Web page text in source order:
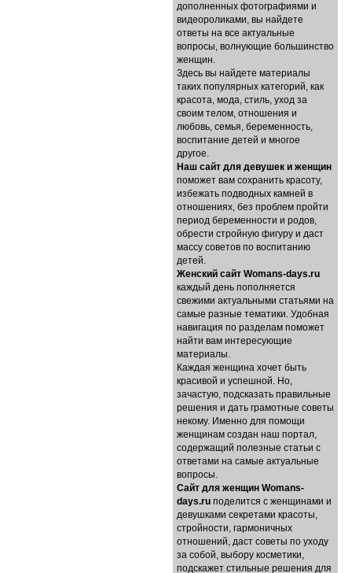
дополненных фотографиями и
видеороликами, вы найдете
ответы на все актуальные
вопросы, волнующие большинство
женщин.
Здесь вы найдете материалы
таких популярных категорий, как
красота, мода, стиль, уход за
своим телом, отношения и
любовь, семья, беременность,
воспитание детей и многое
другое.
Наш сайт для девушек и женщин
поможет вам сохранить красоту,
избежать подводных камней в
отношениях, без проблем пройти
период беременности и родов,
обрести стройную фигуру и даст
массу советов по воспитанию
детей.
Женский сайт Womans-days.ru
каждый день пополняется
свежими актуальными статьями на
самые разные тематики. Удобная
навигация по разделам поможет
найти вам интересующие
материалы.
Каждая женщина хочет быть
красивой и успешной. Но,
зачастую, подсказать правильные
решения и дать грамотные советы
некому. Именно для помощи
женщинам создан наш портал,
содержащий полезные статьи с
ответами на самые актуальные
вопросы.
Cайт для женщин Womans-
days.ru поделится с женщинами и
девушками секретами красоты,
стройности, гармоничных
отношений, даст советы по уходу
за собой, выбору косметики,
подскажет стильные решения для